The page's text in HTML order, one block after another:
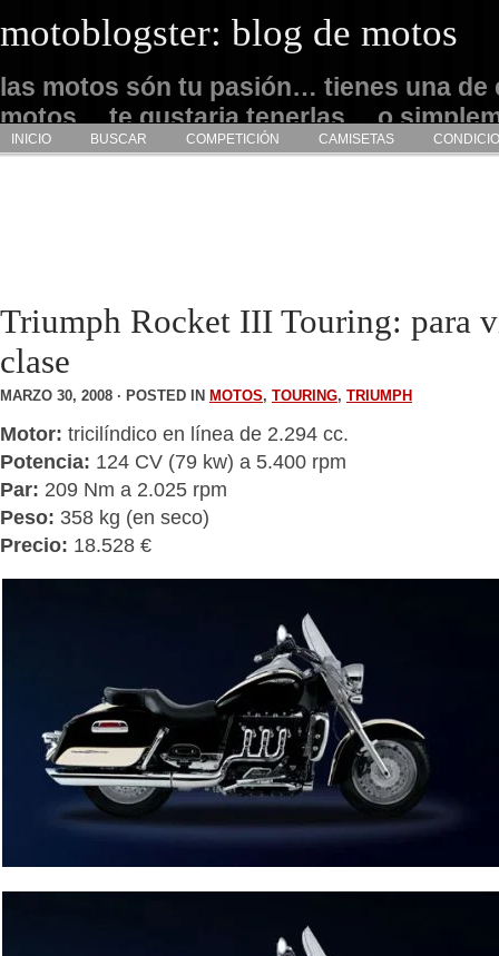
motoblogster: blog de motos
las motos són tu pasión… tienes una de
motos… te gustaria tenerlas… o
admirarlas… este es tu sitio
INICIO BUSCAR COMPETICIÓN CAMISETAS
Triumph Rocket III Touring: para
clase
MARZO 30, 2008 · POSTED IN MOTOS, TOURING, TRIUMPH
Motor: tricilíndico en línea de 2.294 cc.
Potencia: 124 CV (79 kw) a 5.400 rpm
Par: 209 Nm a 2.025 rpm
Peso: 358 kg (en seco)
Precio: 18.528 €